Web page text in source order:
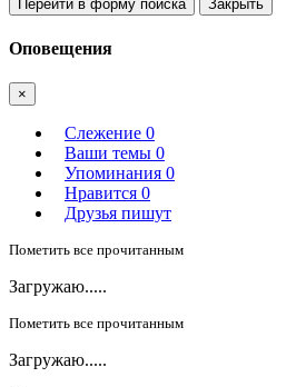
Перейти в форму поиска Закрыть
Оповещения
×
Слежение 0
Ваши темы 0
Упоминания 0
Нравится 0
Друзья пишут
Пометить все прочитанным
Загружаю.....
Пометить все прочитанным
Загружаю.....